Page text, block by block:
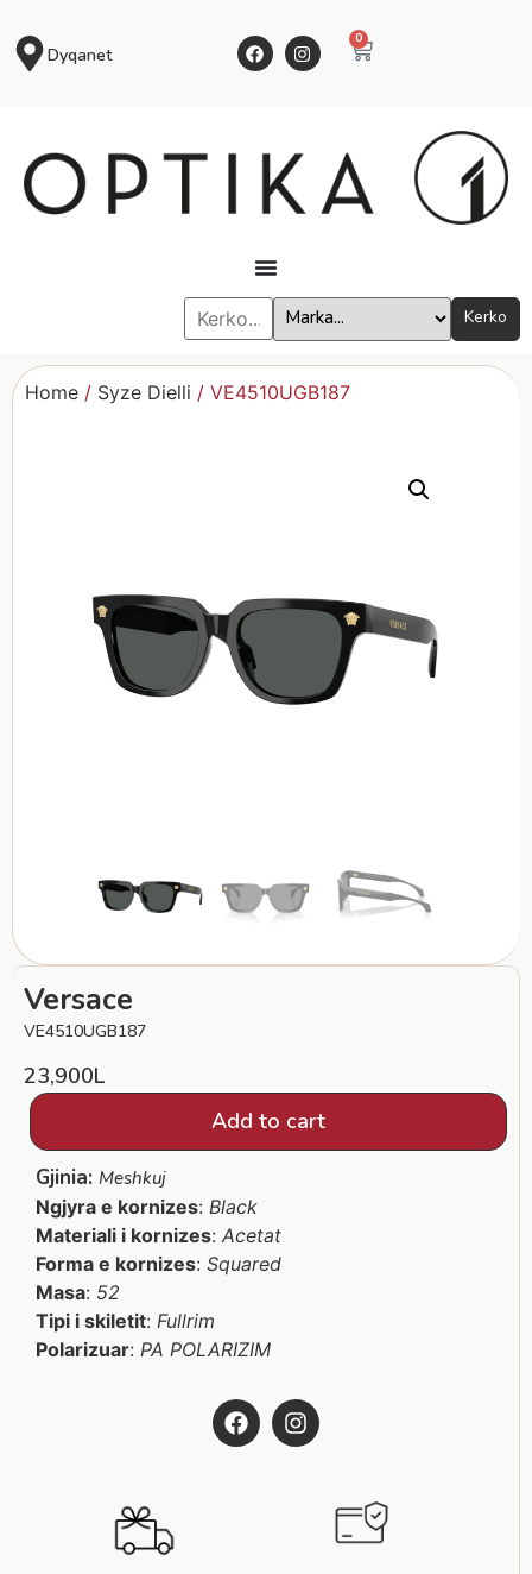
Dyqanet
0
Kerko
Home / Syze Dielli / VE4510UGB187
Versace
VE4510UGB187
23,900L
Add to cart
Gjinia: Meshkuj
Ngjyra e kornizes: Black
Materiali i kornizes: Acetat
Forma e kornizes: Squared
Masa: 52
Tipi i skiletit: Fullrim
Polarizuar: PA POLARIZIM